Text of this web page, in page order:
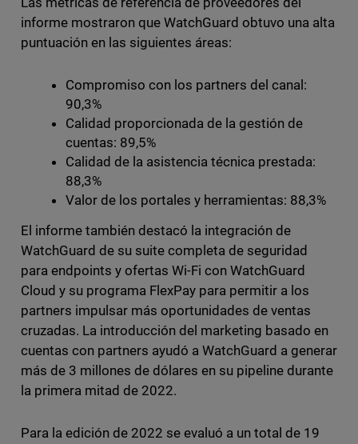
informe mostraron que WatchGuard obtuvo una alta
puntuación en las siguientes áreas:
Compromiso con los partners del canal:
90,3%
Calidad proporcionada de la gestión de
cuentas: 89,5%
Calidad de la asistencia técnica prestada:
88,3%
Valor de los portales y herramientas: 88,3%
El informe también destacó la integración de
WatchGuard de su suite completa de seguridad
para endpoints y ofertas Wi-Fi con WatchGuard
Cloud y su programa FlexPay para permitir a los
partners impulsar más oportunidades de ventas
cruzadas. La introducción del marketing basado en
cuentas con partners ayudó a WatchGuard a generar
más de 3 millones de dólares en su pipeline durante
la primera mitad de 2022.
Para la edición de 2022 se evaluó a un total de 19